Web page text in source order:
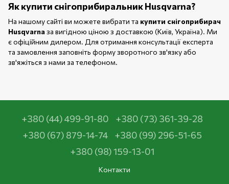
Як купити снігоприбиральник Husqvarna?
На нашому сайті ви можете вибрати та купити снігоприбирач
Husqvarnaза вигідною ціною з доставкою (Київ, Україна). Ми
є офіційним дилером. Для отримання консультації експерта
та замовлення заповніть форму зворотного зв'язку або
зв'яжіться з нами за телефоном.
+380 (44) 499-91-80
+380 (73) 361-39-28
+380 (67) 879-14-74
+380 (99) 296-51-65
+380 (98) 159-13-01
Контакти